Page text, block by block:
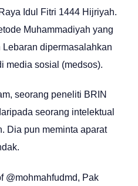
Idul Fitri 1444 Hijriyah.
Muhammadiyah yang
dipermasalahkan
media sosial (medsos).
seorang peneliti BRIN
seorang intelektual
Dia pun meminta aparat
@mohmahfudmd, Pak